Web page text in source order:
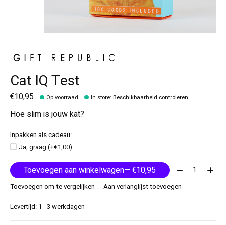
Cat IQ Test
€10,95 Op voorraad In store:Beschikbaarheid controleren
Hoe slim is jouw kat?
Inpakken als cadeau:
Ja, graag (+€1,00)
Toevoegen aan winkelwagen — €10,95 Aantal:
Toevoegen om te vergelijken
Aan verlanglijst toevoegen
Levertijd: 1 - 3 werkdagen